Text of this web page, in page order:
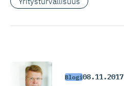
Blogi08.11.2017